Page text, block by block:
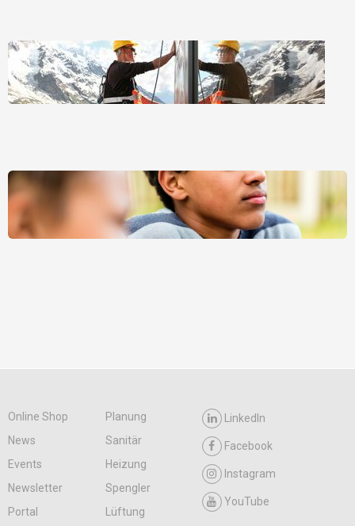
Online Shop
Planung
News
Sanitär
Events
Heizung
Newsletter
Spengler
Portal
Lüftung
LinkedIn
Facebook
Instagram
YouTube